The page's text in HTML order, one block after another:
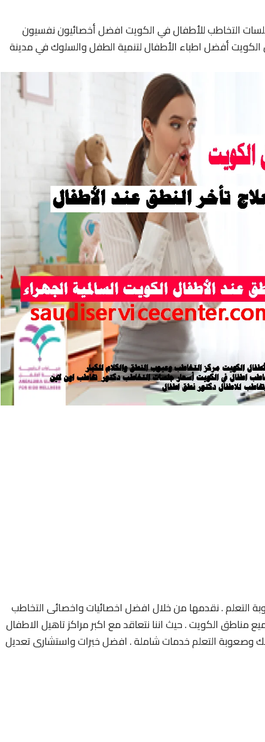
التخاطب للأطفال في الكويت افضل أخصائيون نفسيون
أفضل اطباء الأطفال لتنمية الطفل والسلوك في مدينة
التعلم . نقدمها من خلال افضل اخصائيات واخصائى التخاطب
الكويت . حيث اننا نتعاقد مع اكبر مراكز تاهيل الاطفال
وصعوبة التعلم خدمات شاملة . افضل خبرات واستشارى تعديل